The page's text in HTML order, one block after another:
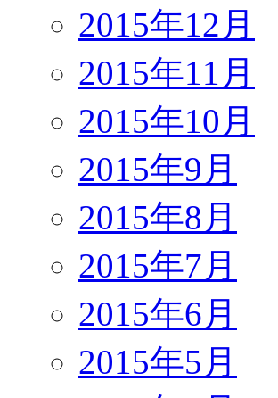
2015年12月
2015年11月
2015年10月
2015年9月
2015年8月
2015年7月
2015年6月
2015年5月